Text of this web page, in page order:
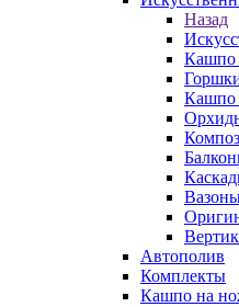
Назад
Кашпо
Кашпо
Автополив
Комплекты
Кашпо на